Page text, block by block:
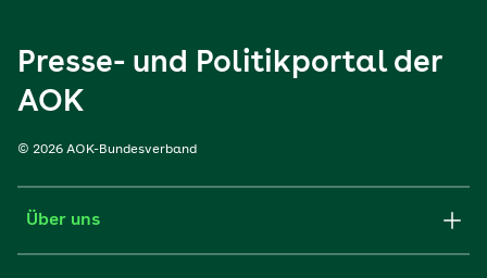
Presse- und Politikportal der
AOK
© 2026 AOK-Bundesverband
Über uns